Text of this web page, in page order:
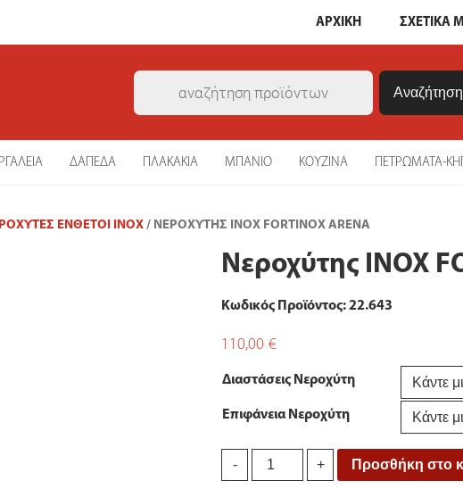
ΑΡΧΙΚΗ ΣΧΕΤΙΚΑ
search
ΔΑΠΕΔΑ ΠΛΑΚΑΚΙΑ ΜΠΑΝΙΟ ΚΟΥΖΙΝΑ ΠΕΤΡΩΜΑΤΑ-
ΈΝΘΕΤΟΙ INOX / ΝΕΡΟΧΎΤΗΣ INOX FORTINOX ARENA
Νεροχύτης INOX
Κωδικός Προϊόντος: 22.643
110,00 €
Διαστάσεις Νεροχύτη
Επιφάνεια Νεροχύτη
-
Νεροχύτης + Προσθήκη στο